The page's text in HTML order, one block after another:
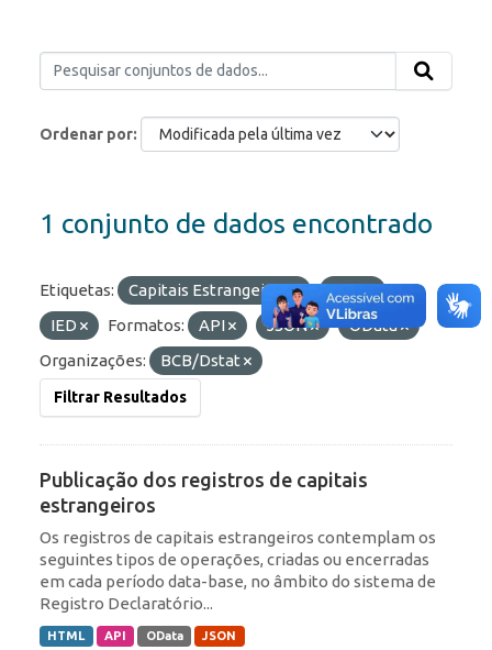
Ordenar por
1 conjunto de dados encontrado
Etiquetas: Capitais Estrangeiros
RDE
IED
Formatos: API JSON
OData
Organizações:
BCB/Dstat
Filtrar Resultados
Publicação dos registros de capitais
estrangeiros
Os registros de capitais estrangeiros contemplam os
seguintes tipos de operações, criadas ou encerradas
em cada período data-base, no âmbito do sistema de
Registro Declaratório...
HTML API OData JSON